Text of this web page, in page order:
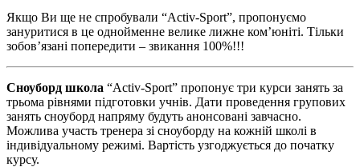
Якщо Ви ще не спробували “Activ-Sport”, пропонуємо
зануритися в це однойменне велике лижне ком’юніті. Тільки
зобов’язані попередити – звикання 100%!!!
Сноуборд школа “Activ-Sport” пропонує три курси занять за
трьома рівнями підготовки учнів. Дати проведення групових
занять сноуборд напряму будуть анонсовані завчасно.
Можлива участь тренера зі сноуборду на кожній школі в
індивідуальному режимі. Вартість узгоджується до початку
курсу.